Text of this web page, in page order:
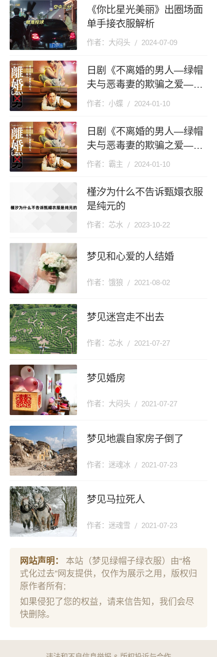
《你比星光美丽》出圈场面
单手接衣服解析
作者：大闷头 2024-07-09
日剧《不离婚的男人―绿帽
夫与恶毒妻的欺骗之爱―》
播出时间
作者：小蝶 2024-01-10
日剧《不离婚的男人―绿帽
夫与恶毒妻的欺骗之爱―》
剧情介绍
作者：霸主 2024-01-10
槿汐为什么不告诉甄嬛衣服
是纯元的
作者：芯水 2023-10-22
梦见和心爱的人结婚
作者：饿狼 2021-08-02
梦见迷宫走不出去
作者：芯水 2021-07-27
梦见婚房
作者：大闷头 2021-07-27
梦见地震自家房子倒了
作者：迷魂冰 2021-07-23
梦见马拉死人
作者：迷魂雪 2021-07-23
网站声明：
本站（梦见绿帽子绿衣服）由“格
式化过去”网友提供，仅作为展示之用，版权归
原作者所有;
如果侵犯了您的权益，请来信告知，我们会尽
快删除。